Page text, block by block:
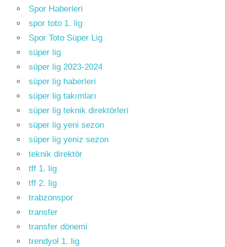
Spor Haberleri
spor toto 1. lig
Spor Toto Süper Lig
süper lig
süper lig 2023-2024
süper lig haberleri
süper lig takımları
süper lig teknik direktörleri
süper lig yeni sezon
süper lig yeniz sezon
teknik direktör
tff 1. lig
tff 2. lig
trabzonspor
transfer
transfer dönemi
trendyol 1. lig